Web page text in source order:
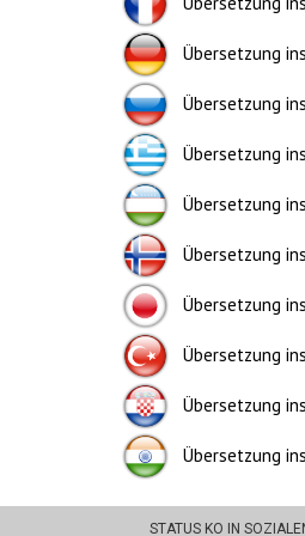
Übersetzung
Übersetzung
Übersetzung
Übersetzung
Übersetzung
Übersetzung
Übersetzung
Übersetzung
Übersetzung
STATUS KO IN